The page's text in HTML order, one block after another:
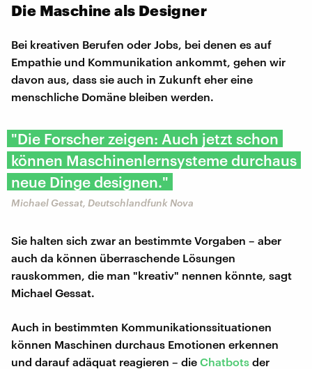
Die Maschine als Designer
Bei kreativen Berufen oder Jobs, bei denen es auf
Empathie und Kommunikation ankommt, gehen wir
davon aus, dass sie auch in Zukunft eher eine
menschliche Domäne bleiben werden.
"Die Forscher zeigen: Auch jetzt schon
können Maschinenlernsysteme durchaus
neue Dinge designen."
Michael Gessat, Deutschlandfunk Nova
Sie halten sich zwar an bestimmte Vorgaben – aber
auch da können überraschende Lösungen
rauskommen, die man "kreativ" nennen könnte, sagt
Michael Gessat.
Auch in bestimmten Kommunikationssituationen
können Maschinen durchaus Emotionen erkennen
und darauf adäquat reagieren – die Chatbots der